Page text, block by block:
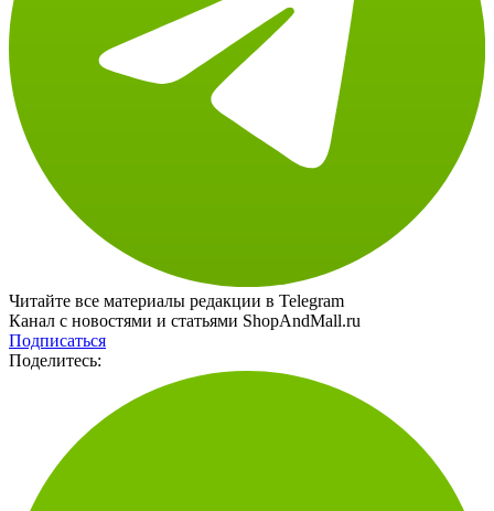
Читайте все материалы редакции в Telegram
Канал с новостями и статьями ShopAndMall.ru
Подписаться
Поделитесь: